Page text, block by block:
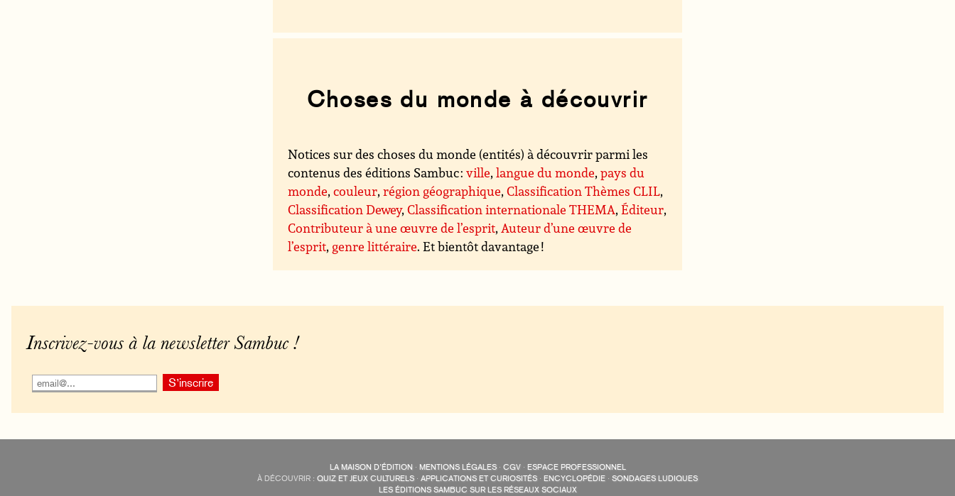
Choses du monde à découvrir
Notices sur des choses du monde (entités) à découvrir parmi les
contenus des éditions Sambuc :ville,langue du monde,pays du
monde,couleur,région géographique,Classification Thèmes CLIL,
Classification Dewey,Classification internationale THEMA,Éditeur,
Contributeur à une œuvre de l’esprit, Auteur d’une œuvre de
l’esprit, genre littéraire. Et bientôt davantage !
Inscrivez-vous à la newsletter Sambuc !
LA MAISON D’ÉDITION · MENTIONS LÉGALES· CGV· ESPACE PROFESSIONNEL
À DÉCOUVRIR : QUIZ ET JEUX CULTURELS · APPLICATIONS ET CURIOSITÉS · ENCYCLOPÉDIE · SONDAGES LUDIQUES
LES ÉDITIONS SAMBUC SUR LES RÉSEAUX SOCIAUX